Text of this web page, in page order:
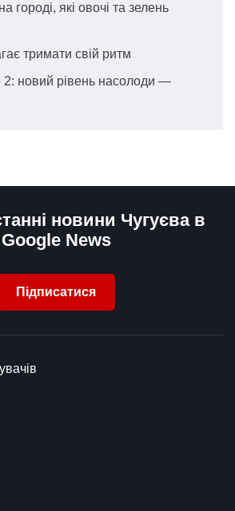
городі, які овочі та зелень
тримати свій ритм
новий рівень насолоди —
новини Чугуєва в
Google News
Підписатися